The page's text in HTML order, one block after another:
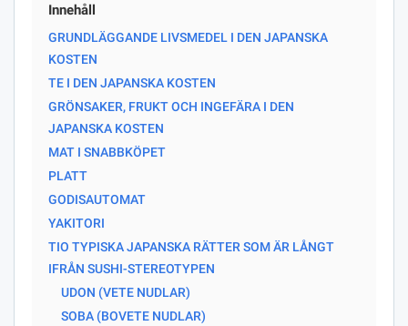
Innehåll
GRUNDLÄGGANDE LIVSMEDEL I DEN JAPANSKA
KOSTEN
TE I DEN JAPANSKA KOSTEN
GRÖNSAKER, FRUKT OCH INGEFÄRA I DEN
JAPANSKA KOSTEN
MAT I SNABBKÖPET
PLATT
GODISAUTOMAT
YAKITORI
TIO TYPISKA JAPANSKA RÄTTER SOM ÄR LÅNGT
IFRÅN SUSHI-STEREOTYPEN
UDON (VETE NUDLAR)
SOBA (BOVETE NUDLAR)